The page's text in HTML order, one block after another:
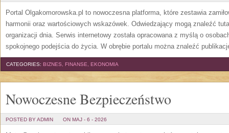
Portal Olgakomorowska.pl to nowoczesna platforma, które zestawia
harmonii oraz wartościowych wskazówek. Odwiedzający mogą znaleźć
organizacji dnia. Serwis internetowy została opracowana z myślą o
spokojnego podejścia do życia. W obrębie portalu można znaleźć
CATEGORIES: BIZNES, FINANSE, EKONOMIA
Nowoczesne Bezpieczeństwo
POSTED BY ADMIN ON MAJ - 6 - 2026